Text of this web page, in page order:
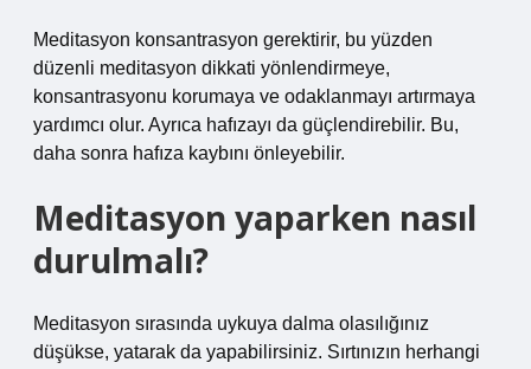
Meditasyon konsantrasyon gerektirir, bu yüzden
düzenli meditasyon dikkati yönlendirmeye,
konsantrasyonu korumaya ve odaklanmayı artırmaya
yardımcı olur. Ayrıca hafızayı da güçlendirebilir. Bu,
daha sonra hafıza kaybını önleyebilir.
Meditasyon yaparken nasıl
durulmalı?
Meditasyon sırasında uykuya dalma olasılığınız
düşükse, yatarak da yapabilirsiniz. Sırtınızın herhangi